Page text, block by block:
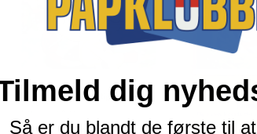
dig
Så er du blandt de første til